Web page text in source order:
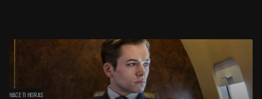
HACE 11 HORAS